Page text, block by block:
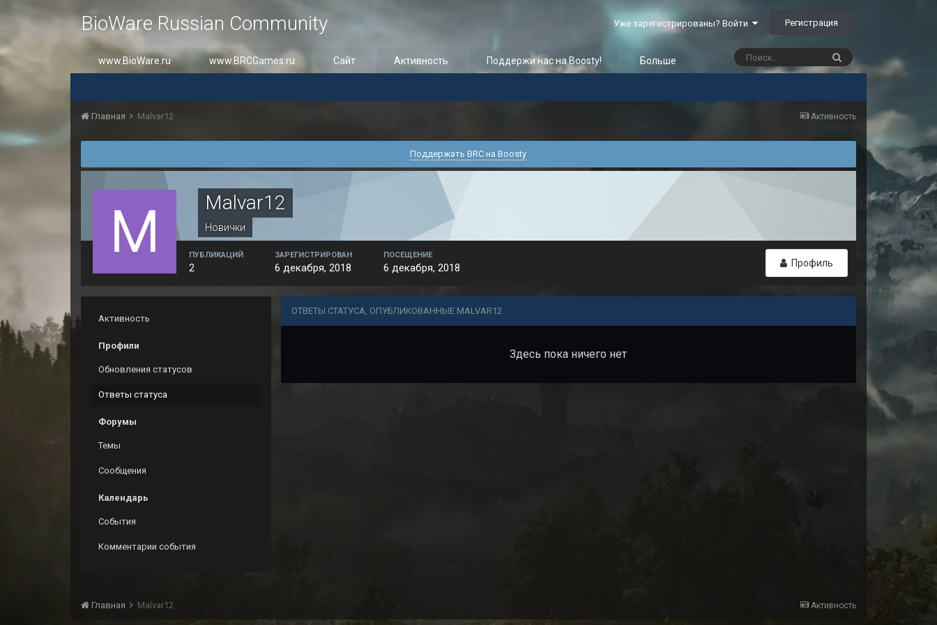
BioWare Russian Community Уже зарегистрированы? Войти Регистрация
www.BioWare.ru www.BRCGames.ru Сайт Активность Поддержи нас на Boosty! Больше
Активность
Главная Malvar12
Поддержать BRC на Boosty
Malvar12
Новички
Профиль
ПУБЛИКАЦИЙ
2
ЗАРЕГИСТРИРОВАН
6 декабря, 2018
ПОСЕЩЕНИЕ
6 декабря, 2018
Активность
Профили
Обновления статусов
Ответы статуса
Форумы
Темы
Сообщения
Календарь
События
Комментарии события
ОТВЕТЫ СТАТУСА, ОПУБЛИКОВАННЫЕ MALVAR12
Здесь пока ничего нет
Активность
Главная Malvar12